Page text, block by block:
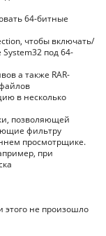
64-битные
чтобы включать/
под 64-
а также RAR-
в несколько
позволяющей
фильтру
просмотрщике.
при
этого не произошло